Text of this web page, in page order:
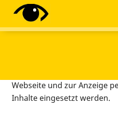
Diese Webseite setzt
Tracking-Tools ein. Dies
Webseite und zur Anzeige
Inhalte eingesetzt werden.